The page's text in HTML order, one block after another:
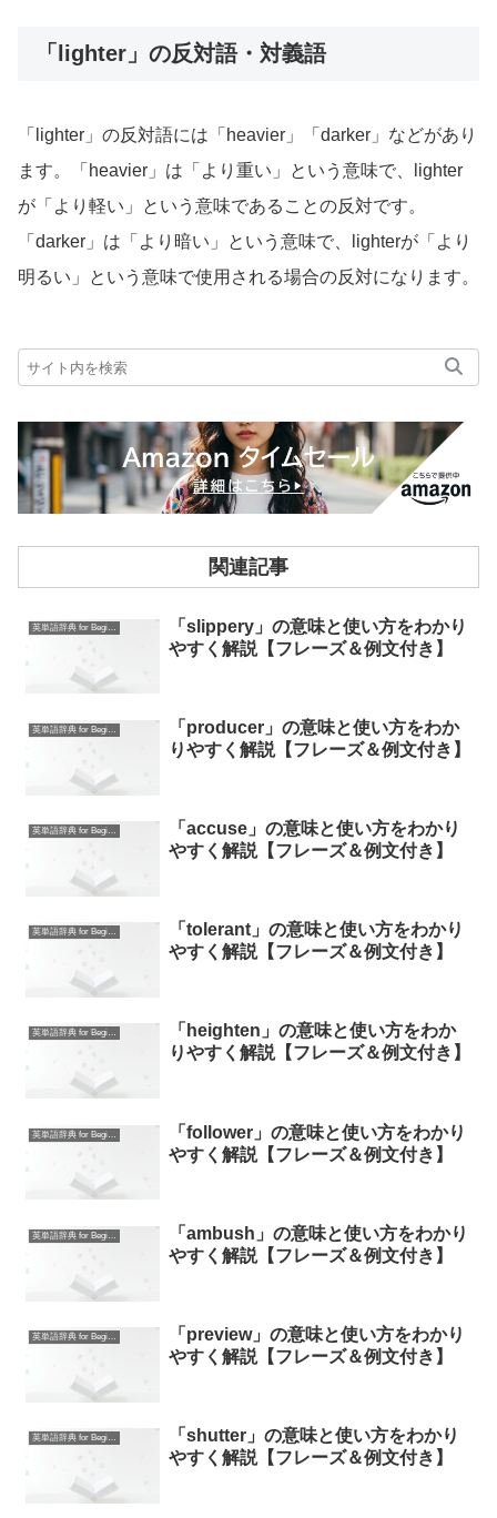
「lighter」の反対語・対義語
「lighter」の反対語には「heavier」「darker」などがあり
ます。「heavier」は「より重い」という意味で、lighter
が「より軽い」という意味であることの反対です。
「darker」は「より暗い」という意味で、lighterが「より
明るい」という意味で使用される場合の反対になります。
関連記事
英単語辞典 for Beginners
「slippery」の意味と使い方をわかり
やすく解説【フレーズ＆例文付き】
英単語辞典 for Beginners
「producer」の意味と使い方をわか
りやすく解説【フレーズ＆例文付き】
英単語辞典 for Beginners
「accuse」の意味と使い方をわかり
やすく解説【フレーズ＆例文付き】
英単語辞典 for Beginners
「tolerant」の意味と使い方をわかり
やすく解説【フレーズ＆例文付き】
英単語辞典 for Beginners
「heighten」の意味と使い方をわか
りやすく解説【フレーズ＆例文付き】
英単語辞典 for Beginners
「follower」の意味と使い方をわかり
やすく解説【フレーズ＆例文付き】
英単語辞典 for Beginners
「ambush」の意味と使い方をわかり
やすく解説【フレーズ＆例文付き】
英単語辞典 for Beginners
「preview」の意味と使い方をわかり
やすく解説【フレーズ＆例文付き】
英単語辞典 for Beginners
「shutter」の意味と使い方をわかり
やすく解説【フレーズ＆例文付き】